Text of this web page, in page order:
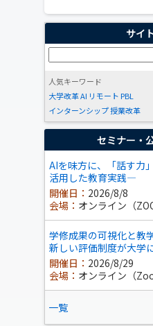
サイ
人気キーワード
大学改革AI リモート PBL
インターンシップ授業改革
セミナー・
AIを味方に、「話す力
活用した教育実践―
開催日： 2026/8/8
会場： オンライン（
学修成果の可視化と教
新しい評価制度が大学
開催日： 2026/8/29
会場： オンライン（
一覧